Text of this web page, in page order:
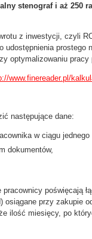
stenograf i aż 250
z inwestycji, czyli
udostępnienia prostego
optymalizowaniu pracy
www.finereader.pl/
następujące dane:
w ciągu jednego
dokumentów,
poświęcają
przy zakupie
ilość miesięcy, po